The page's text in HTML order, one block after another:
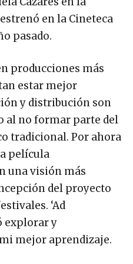
en la Cineteca
pasado.
producciones más
estar mejor
y distribución son
al no formar parte del
tradicional. Por ahora
película
una visión más
del proyecto
‘Ad
explorar y
mejor aprendizaje.